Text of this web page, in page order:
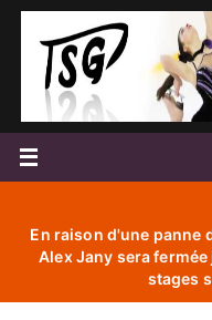
Passer
contenu
En raison d'une panne
Alex Jany sera
stages